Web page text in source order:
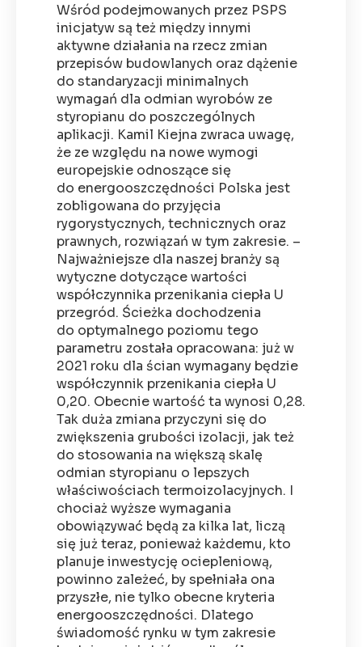
Wśród podejmowanych przez PSPS
inicjatyw są też między innymi
aktywne działania na rzecz zmian
przepisów budowlanych oraz dążenie
do standaryzacji minimalnych
wymagań dla odmian wyrobów ze
styropianu do poszczególnych
aplikacji. Kamil Kiejna zwraca uwagę,
że ze względu na nowe wymogi
europejskie odnoszące się
do energooszczędności Polska jest
zobligowana do przyjęcia
rygorystycznych, technicznych oraz
prawnych, rozwiązań w tym zakresie. –
Najważniejsze dla naszej branży są
wytyczne dotyczące wartości
współczynnika przenikania ciepła U
przegród. Ścieżka dochodzenia
do optymalnego poziomu tego
parametru została opracowana: już w
2021 roku dla ścian wymagany będzie
współczynnik przenikania ciepła U
0,20. Obecnie wartość ta wynosi 0,28.
Tak duża zmiana przyczyni się do
zwiększenia grubości izolacji, jak też
do stosowania na większą skalę
odmian styropianu o lepszych
właściwościach termoizolacyjnych. I
chociaż wyższe wymagania
obowiązywać będą za kilka lat, liczą
się już teraz, ponieważ każdemu, kto
planuje inwestycję ociepleniową,
powinno zależeć, by spełniała ona
przyszłe, nie tylko obecne kryteria
energooszczędności. Dlatego
świadomość rynku w tym zakresie